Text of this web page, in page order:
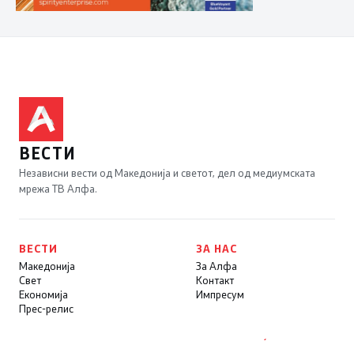
ВЕСТИ
Независни вести од Македонија и светот, дел од медиумската
мрежа ТВ Алфа.
ВЕСТИ
Македонија
Свет
Економија
Прес-релис
ЗА НАС
За Алфа
Контакт
Импресум